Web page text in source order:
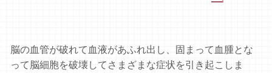
脳の血管が破れて血液があふれ出し、固まって血腫とな
って脳細胞を破壊してさまざまな症状を引き起こしま